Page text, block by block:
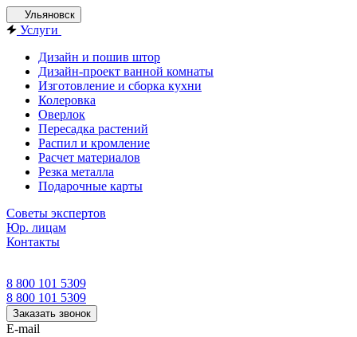
Ульяновск
Услуги
Дизайн и пошив штор
Дизайн-проект ванной комнаты
Изготовление и сборка кухни
Колеровка
Оверлок
Пересадка растений
Распил и кромление
Расчет материалов
Резка металла
Подарочные карты
Советы экспертов
Юр. лицам
Контакты
8 800 101 5309
8 800 101 5309
Заказать звонок
E-mail